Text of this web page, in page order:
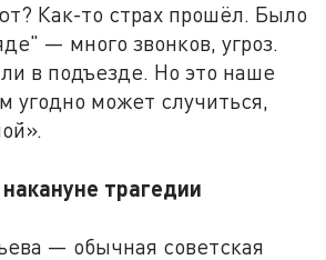
Как-то страх прошёл. Было
— много звонков, угроз.
в подъезде. Но это наше
угодно может случиться,
трагедии
— обычная советская